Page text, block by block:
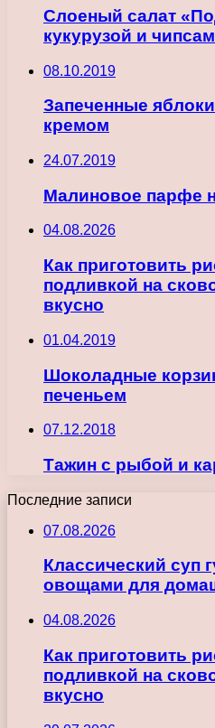
Слоеный салат
кукурузой и
08.10.2019
Запеченные
кремом
24.07.2019
Малиновое парфе
04.08.2026
Как приготовить
подливкой на
вкусно
01.04.2019
Шоколадные
печеньем
07.12.2018
Тажин с рыбой и
Последние записи
07.08.2026
Классический суп
овощами для
04.08.2026
Как приготовить
подливкой на
вкусно